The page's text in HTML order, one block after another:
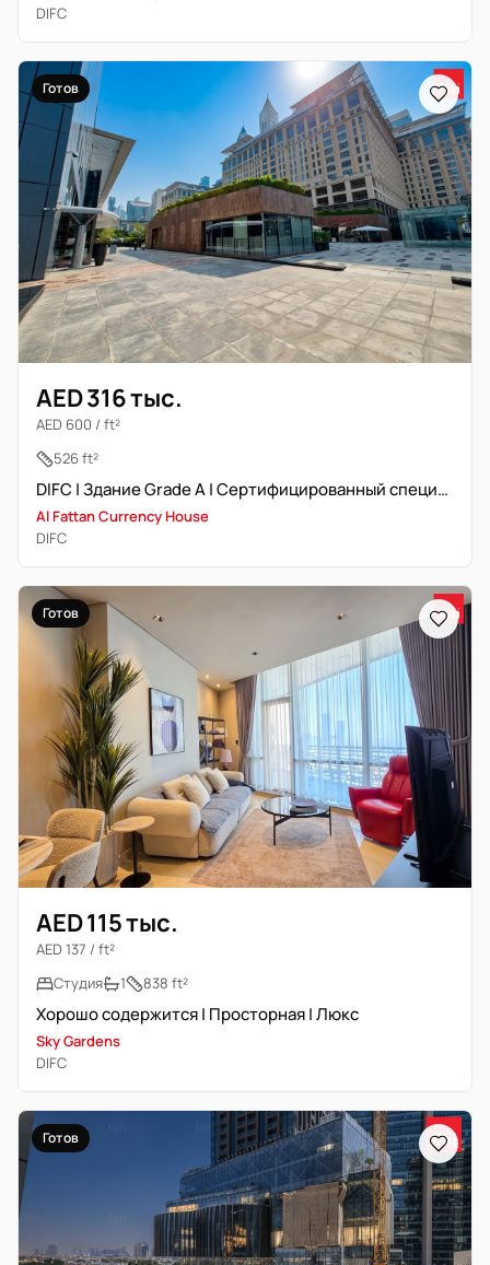
DIFC
Готов
AED 316 тыс.
AED 600 / ft²
526 ft²
DIFC | Здание Grade A | Сертифицированный специалист
Al Fattan Currency House
DIFC
Готов
AED 115 тыс.
AED 137 / ft²
Студия
1 838 ft²
Хорошо содержится | Просторная | Люкс
Sky Gardens
DIFC
Готов